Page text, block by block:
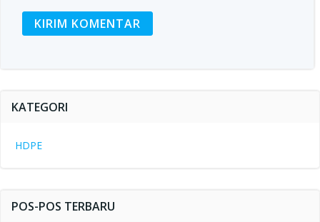
KATEGORI
HDPE
POS-POS TERBARU